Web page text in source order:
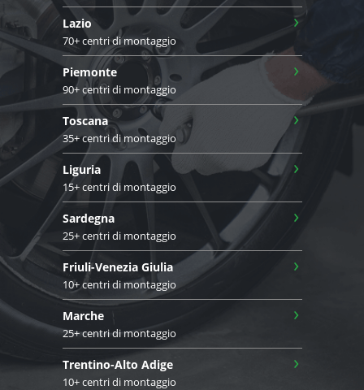
Lazio
70+ centri di montaggio
›
Piemonte
90+ centri di montaggio
›
Toscana
35+ centri di montaggio
›
Liguria
15+ centri di montaggio
›
Sardegna
25+ centri di montaggio
›
Friuli-Venezia Giulia
10+ centri di montaggio
›
Marche
25+ centri di montaggio
›
Trentino-Alto Adige
10+ centri di montaggio
›